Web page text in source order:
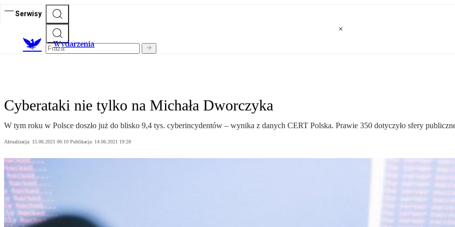
Serwisy
Wydarzenia
Cyberataki nie tylko na Michała Dworczyka
W tym roku w Polsce doszło już do blisko 9,4 tys. cyberincydentów – wynika z danych CERT Polska. Prawie 350 dotyczyło sfery
Aktualizacja: 15.06.2021 06:10 Publikacja: 14.06.2021 19:28